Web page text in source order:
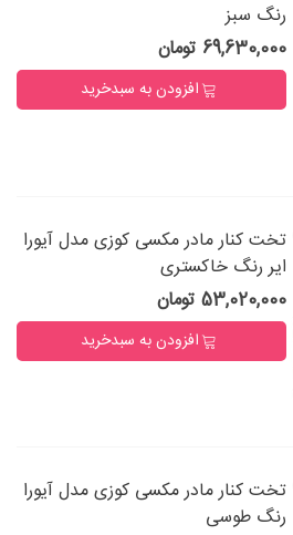
رنگ سبز
69,630,000 تومان
افزودن به سبدخرید
تخت کنار مادر مکسی کوزی مدل آیورا
ایر رنگ خاکستری
53,020,000 تومان
افزودن به سبدخرید
تخت کنار مادر مکسی کوزی مدل آیورا
رنگ طوسی